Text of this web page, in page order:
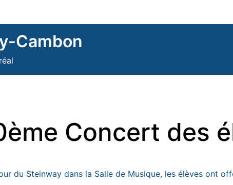
Cambon
Concert des
du Steinway dans la Salle de Musique, les élèves ont